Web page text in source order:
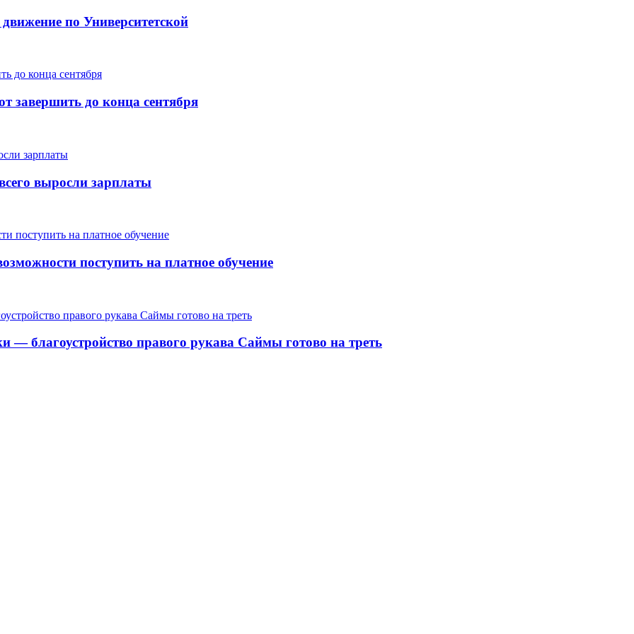
по Университетской
завершить до конца сентября
выросли зарплаты
поступить на платное обучение
— благоустройство правого рукава Саймы готово на треть